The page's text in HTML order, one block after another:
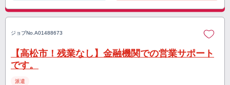
ジョブNo. A01488673
【高松市！残業なし】金融機関での営業サポート
です。
派遣